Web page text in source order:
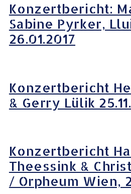
Konzertbericht:
Sabine Pyrker,
26.01.2017
Konzertbericht
& Gerry Lülik
Konzertbericht
Theessink &
/ Orpheum Wien,